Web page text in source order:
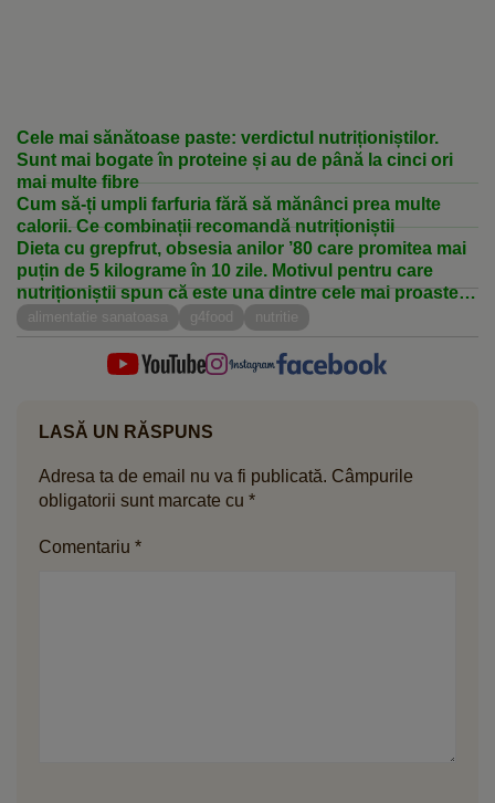
Cele mai sănătoase paste: verdictul nutriționiștilor.
Sunt mai bogate în proteine și au de până la cinci ori
mai multe fibre
Cum să-ți umpli farfuria fără să mănânci prea multe
calorii. Ce combinații recomandă nutriționiștii
Dieta cu grepfrut, obsesia anilor ’80 care promitea mai
puțin de 5 kilograme în 10 zile. Motivul pentru care
nutriționiștii spun că este una dintre cele mai proaste
cure de slăbire
alimentatie sanatoasa g4food nutritie
LASĂ UN RĂSPUNS
Adresa ta de email nu va fi publicată. Câmpurile
obligatorii sunt marcate cu *
Comentariu *